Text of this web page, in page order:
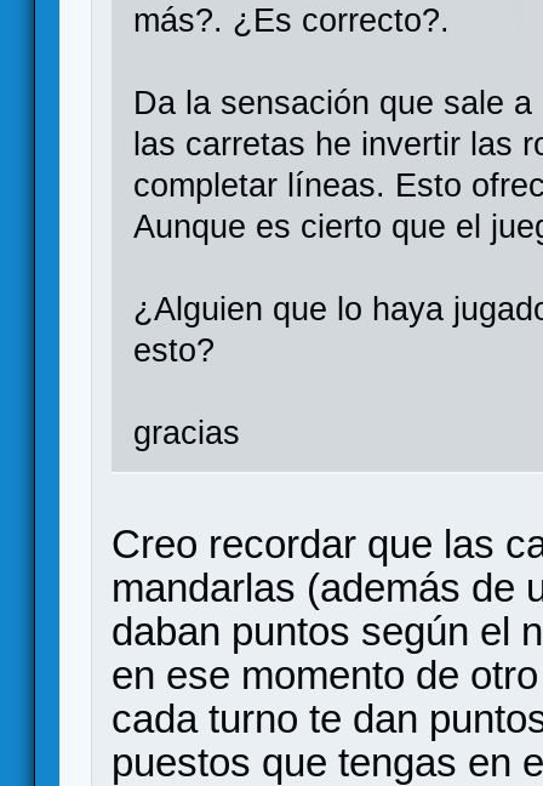
más?. ¿Es correcto?.
Da la sensación que sale
las carretas he invertir las
completar líneas. Esto
Aunque es cierto que el
¿Alguien que lo haya
esto?
gracias
Creo recordar que las
mandarlas (además de
daban puntos según el
en ese momento de
cada turno te dan
puestos que tengas en